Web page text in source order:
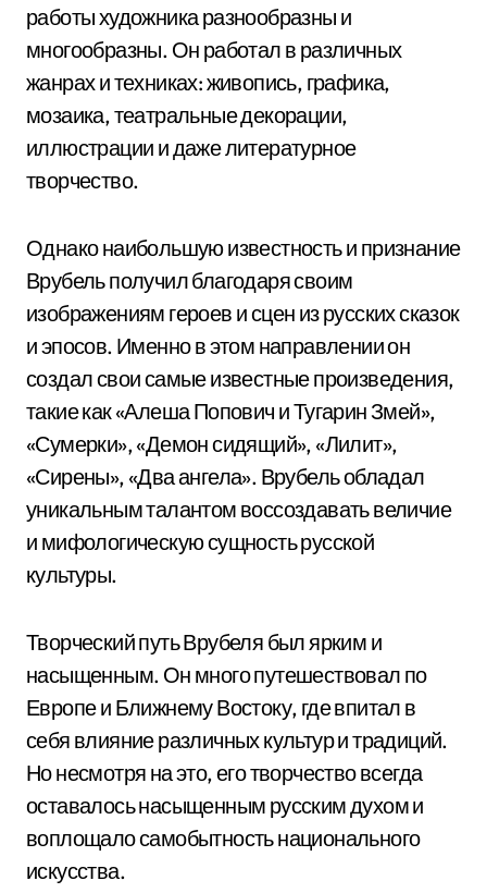
работы художника разнообразны и
многообразны. Он работал в различных
жанрах и техниках: живопись, графика,
мозаика, театральные декорации,
иллюстрации и даже литературное
творчество.
Однако наибольшую известность и признание
Врубель получил благодаря своим
изображениям героев и сцен из русских сказок
и эпосов. Именно в этом направлении он
создал свои самые известные произведения,
такие как «Алеша Попович и Тугарин Змей»,
«Сумерки», «Демон сидящий», «Лилит»,
«Сирены», «Два ангела». Врубель обладал
уникальным талантом воссоздавать величие
и мифологическую сущность русской
культуры.
Творческий путь Врубеля был ярким и
насыщенным. Он много путешествовал по
Европе и Ближнему Востоку, где впитал в
себя влияние различных культур и традиций.
Но несмотря на это, его творчество всегда
оставалось насыщенным русским духом и
воплощало самобытность национального
искусства.